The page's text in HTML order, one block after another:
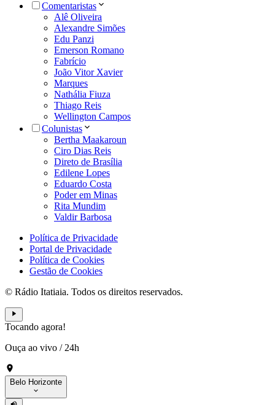
Comentaristas
Alê Oliveira
Alexandre Simões
Edu Panzi
Emerson Romano
Fabrício
João Vitor Xavier
Marques
Nathália Fiuza
Thiago Reis
Wellington Campos
Colunistas
Bertha Maakaroun
Ciro Dias Reis
Direto de Brasília
Edilene Lopes
Eduardo Costa
Poder em Minas
Rita Mundim
Valdir Barbosa
Política de Privacidade
Portal de Privacidade
Política de Cookies
Gestão de Cookies
© Rádio Itatiaia. Todos os direitos reservados.
Tocando agora!
Ouça ao vivo / 24h
Belo Horizonte